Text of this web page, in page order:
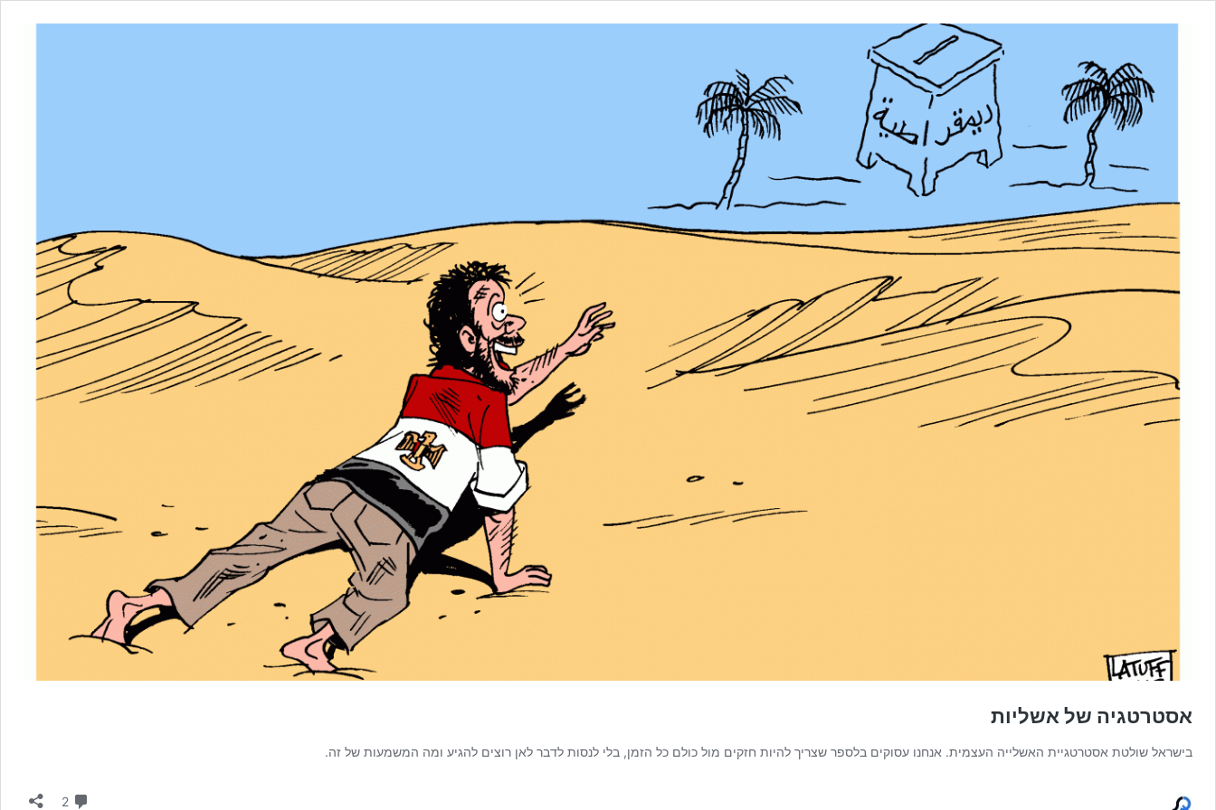
אסטרטגיה של אשליות
בישראל שולטת אסטרטגיית האשלייה העצמית. אנחנו עסוקים בלספר שצריך להיות חזקים מול כולם כל הזמן, בלי לנסות לדבר לאן רוצים להגיע ומה המשמעות של זה.
תגובות